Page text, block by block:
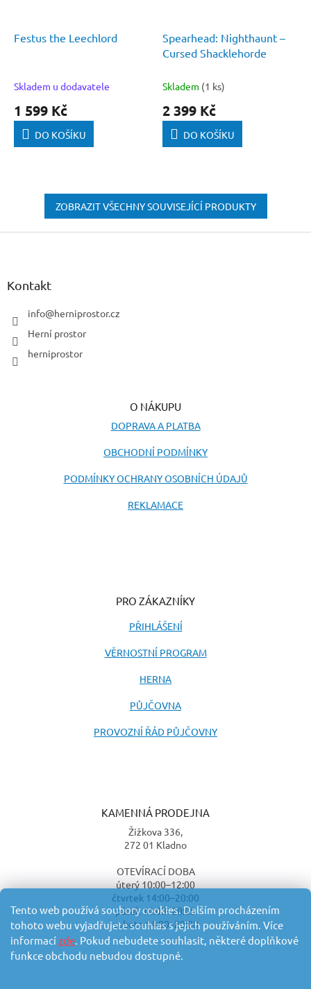
Tento web používá soubory cookies. Dalším procházením
tohoto webu vyjadřujete souhlas s jejich používáním. Více
informacízde. Pokud nebudete souhlasit, některé doplňkové
funkce obchodu nebudou dostupné.
Festus the Leechlord
Skladem u dodavatele
1 599 Kč
DO KOŠÍKU
Spearhead: Nighthaunt –
Cursed Shacklehorde
Skladem (1 ks)
2 399 Kč
DO KOŠÍKU
ZOBRAZIT VŠECHNY SOUVISEJÍCÍ PRODUKTY
Z
Kontakt
info@herniprostor.cz
Herní prostor
herniprostor
O NÁKUPU
DOPRAVA A PLATBA
OBCHODNÍ PODMÍNKY
PODMÍNKY OCHRANY OSOBNÍCH ÚDAJŮ
REKLAMACE
PRO ZÁKAZNÍKY
PŘIHLÁŠENÍ
VĚRNOSTNÍ PROGRAM
HERNA
PŮJČOVNA
PROVOZNÍ ŘÁD PŮJČOVNY
KAMENNÁ PRODEJNA
Žižkova 336,
272 01 Kladno
OTEVÍRACÍ DOBA
úterý 10:00–12:00
čtvrtek 14:00–20:00
pátek 14:00–20:00
sobota 14:00–20:00